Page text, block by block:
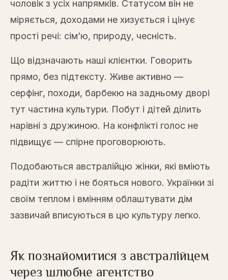
чоловік з усіх напрямків. Статусом він не
міряється, доходами не хизується і цінує
прості речі: сім’ю, природу, чесність.
Що відзначають наші клієнтки. Говорить
прямо, без підтексту. Живе активно —
серфінг, походи, барбекю на задньому дворі
тут частина культури. Побут і дітей ділить
нарівні з дружиною. На конфлікті голос не
підвищує — спірне проговорюють.
Подобаються австралійцю жінки, які вміють
радіти життю і не бояться нового. Українки зі
своїм теплом і вмінням облаштувати дім
зазвичай вписуються в цю культуру легко.
Як познайомитися з австралійцем
через шлюбне агентство